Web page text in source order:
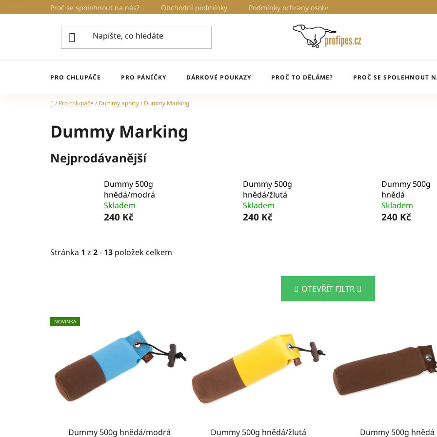
na
Proč se spolehnout na nás? Obchodní podmínky Podmínky ochrany osobních údajů
PRO CHLUPÁČE PRO PÁNÍČKY DÁRKOVÉ POUKAZY PROČ TO DĚLÁME? PROČ SE SPOLEHNOUT
Domů
/ Pro chlupáče/ Dummy aporty/ Dummy Marking
Dummy Marking
Nejprodávanější
Dummy 500g
hnědá/modrá
Skladem
240 Kč
Dummy 500g
hnědá/žlutá
Skladem
240 Kč
Dummy 500g
hnědá
Skladem
240 Kč
Stránka 1 z 2- 13 položek celkem
OTEVŘÍT FILTR
V
ý
p
NOVINKA
Dummy 500g hnědá/modrá Dummy 500g hnědá/žlutá Dummy 500g hnědá